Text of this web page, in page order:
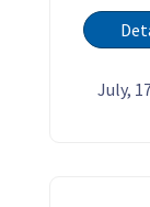
July,